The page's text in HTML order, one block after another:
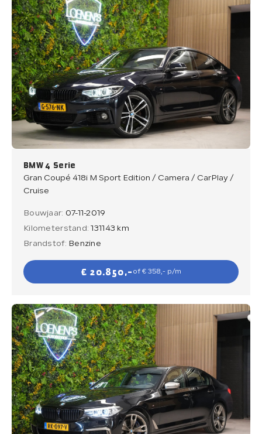
BMW 4 Serie
Gran Coupé 418i M Sport Edition / Camera / CarPlay /
Cruise
Bouwjaar: 07-11-2019
Kilometerstand:131143 km
Brandstof: Benzine
€ 20.850,- of € 358,- p/m